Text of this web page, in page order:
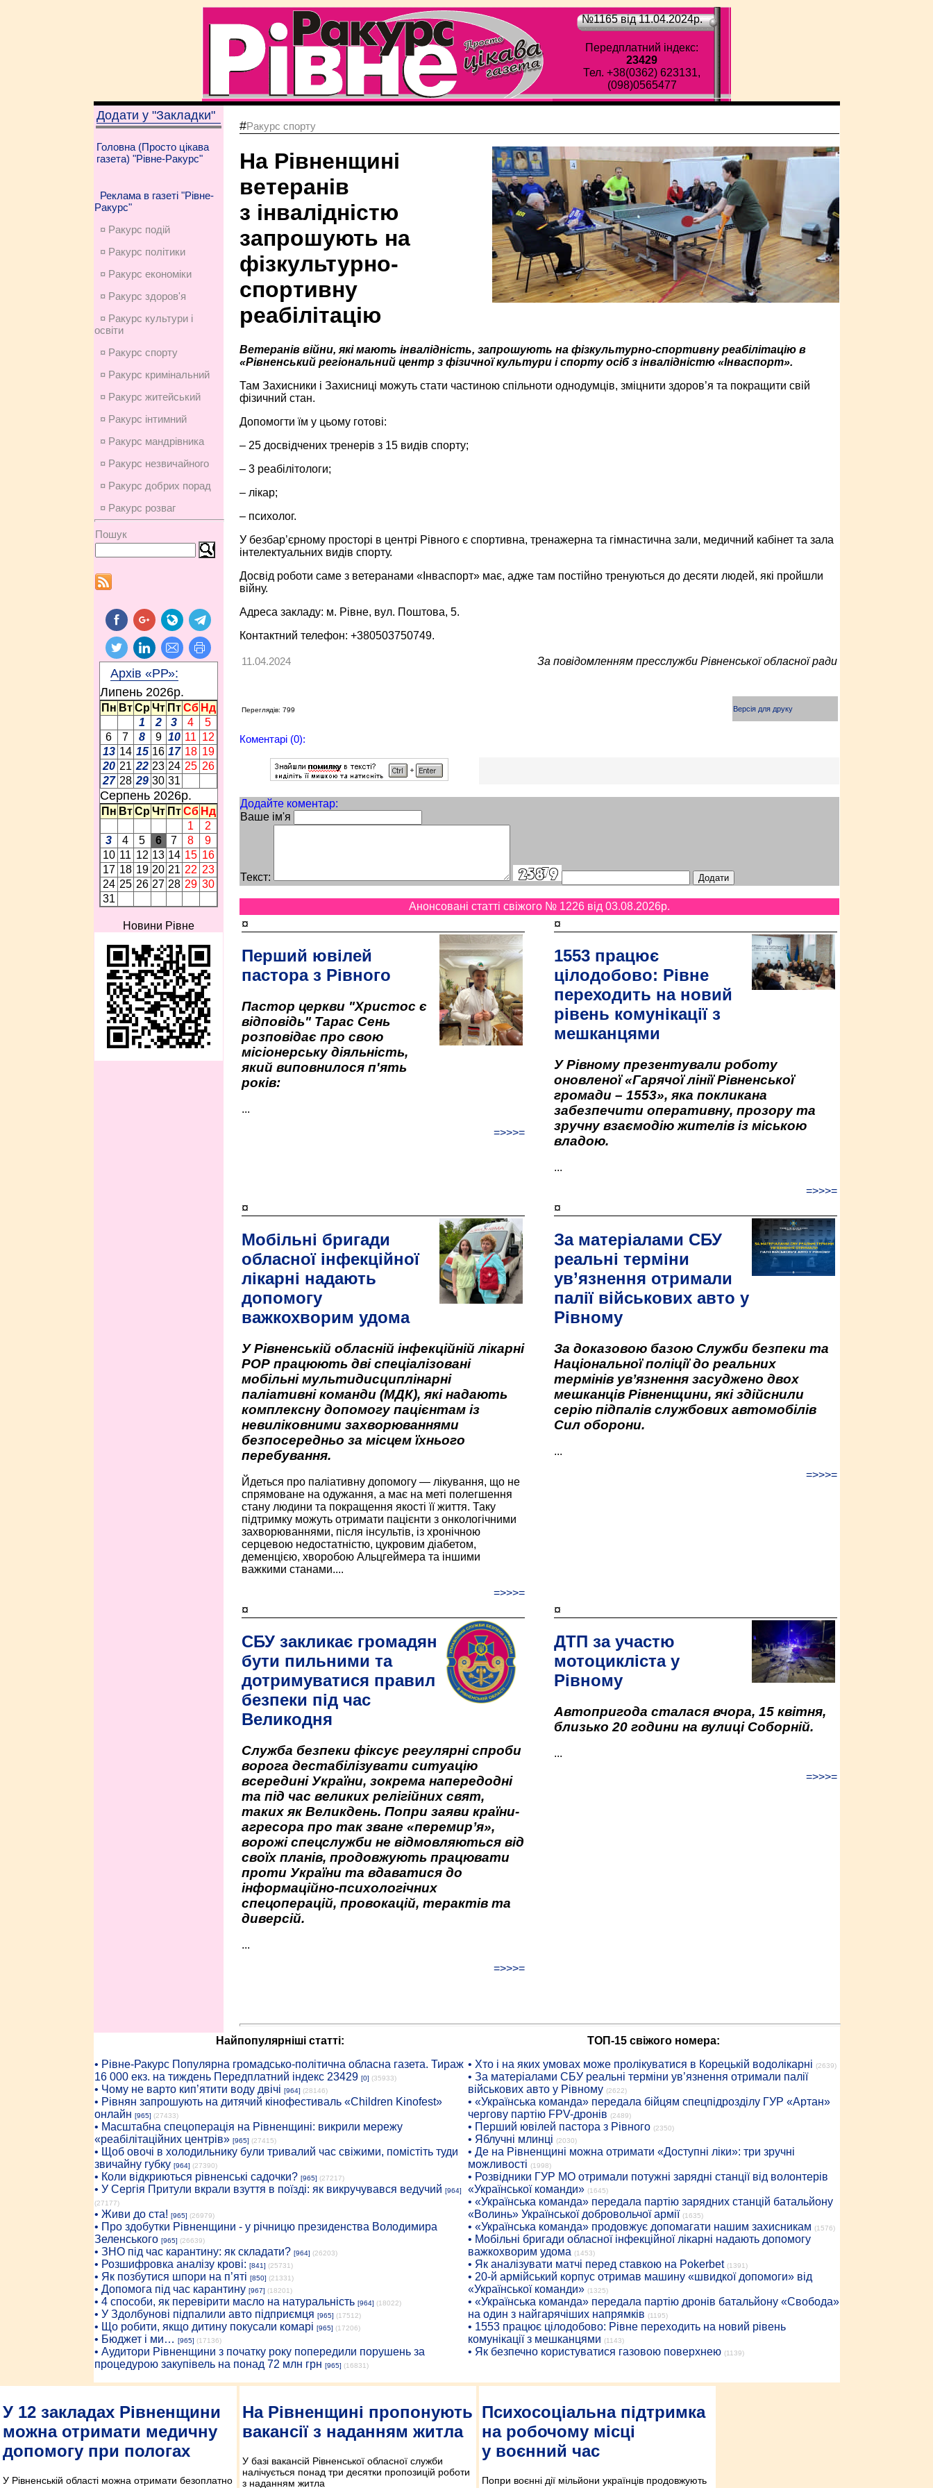
№1165 від 11.04.2024p.
Передплатний індекс:
23429
Тел. +38(0362) 623131,
(098)0565477
Додати у "Закладки"
Головна (Просто цікава
газета) "Рівне-Ракурс"
Реклама в газеті "Рівне-
Ракурс"
¤ Ракурс подій
¤ Ракурс політики
¤ Ракурс економiки
¤ Ракурс здоров'я
¤ Ракурс культури і
освіти
¤ Ракурс спорту
¤ Ракурс кримінальний
¤ Ракурс житейський
¤ Ракурс інтимний
¤ Ракурс мандрівника
¤ Ракурс незвичайного
¤ Ракурс добрих порад
¤ Ракурс розваг
Пошук
Архів «РР»:
Липень 2026p.
Пн Вт Ср Чт Пт Сб Нд
1
2 3 4
5
6
7 8 9 10 11 12
13 14 15 16 17 18 19
20 21 22 23 24 25 26
27 28 29 30 31
Серпень 2026p.
Пн Вт Ср Чт Пт Сб Нд
1
2
3
4 5 6 7 8
9
10 11 12 13 14 15 16
17 18 19 20 21 22 23
24 25 26 27 28 29 30
31
Новини Рівне
#Ракурс спорту
На Рівненщині
ветеранів
з інвалідністю
запрошують на
фізкультурно-
спортивну
реабілітацію
Ветеранів війни, які мають інвалідність, запрошують на фізкультурно-спортивну реабілітацію в
«Рівненський регіональний центр з фізичної культури і спорту осіб з інвалідністю «Інваспорт».
Там Захисники і Захисниці можуть стати частиною спільноти однодумців, зміцнити здоров’я та покращити свій
фізичний стан.
Допомогти їм у цьому готові:
– 25 досвідчених тренерів з 15 видів спорту;
– 3 реабілітологи;
– лікар;
– психолог.
У безбар’єрному просторі в центрі Рівного є спортивна, тренажерна та гімнастична зали, медичний кабінет та зала
інтелектуальних видів спорту.
Досвід роботи саме з ветеранами «Інваспорт» має, адже там постійно тренуються до десяти людей, які пройшли
війну.
Адреса закладу: м. Рівне, вул. Поштова, 5.
Контактний телефон: +380503750749.
11.04.2024 За повідомленням пресслужби Рівненської обласної ради
Переглядів: 799 Версія для друку
Коментарі (0):
Додайте коментар:
Ваше ім'я
Текст:
Анонсовані статті свіжого № 1226 від 03.08.2026p.
¤
Перший ювілей
пастора з Рівного
Пастор церкви "Христос є
відповідь" Тарас Сень
розповідає про свою
місіонерську діяльність,
який виповнилося п'ять
років:
...
=>>>=
¤
1553 працює
цілодобово: Рівне
переходить на новий
рівень комунікації з
мешканцями
У Рівному презентували роботу
оновленої «Гарячої лінії Рівненської
громади – 1553», яка покликана
забезпечити оперативну, прозору та
зручну взаємодію жителів із міською
владою.
...
=>>>=
¤
Мобільні бригади
обласної інфекційної
лікарні надають
допомогу
важкохворим удома
У Рівненській обласній інфекційній лікарні
РОР працюють дві спеціалізовані
мобільні мультидисциплінарні
паліативні команди (МДК), які надають
комплексну допомогу пацієнтам із
невиліковними захворюваннями
безпосередньо за місцем їхнього
перебування.
Йдеться про паліативну допомогу — лікування, що не
спрямоване на одужання, а має на меті полегшення
стану людини та покращення якості її життя. Таку
підтримку можуть отримати пацієнти з онкологічними
захворюваннями, після інсультів, із хронічною
серцевою недостатністю, цукровим діабетом,
деменцією, хворобою Альцгеймера та іншими
важкими станами....
=>>>=
¤
За матеріалами СБУ
реальні терміни
ув’язнення отримали
палії військових авто у
Рівному
За доказовою базою Служби безпеки та
Національної поліції до реальних
термінів ув’язнення засуджено двох
мешканців Рівненщини, які здійснили
серію підпалів службових автомобілів
Сил оборони.
...
=>>>=
¤
СБУ закликає громадян
бути пильними та
дотримуватися правил
безпеки під час
Великодня
Служба безпеки фіксує регулярні спроби
ворога дестабілізувати ситуацію
всередині України, зокрема напередодні
та під час великих релігійних свят,
таких як Великдень. Попри заяви країни-
агресора про так зване «перемир’я»,
ворожі спецслужби не відмовляються від
своїх планів, продовжують працювати
проти України та вдаватися до
інформаційно-психологічних
спецоперацій, провокацій, терактів та
диверсій.
...
=>>>=
¤
ДТП за участю
мотоцикліста у
Рівному
Автопригода сталася вчора, 15 квітня,
близько 20 години на вулиці Соборній.
...
=>>>=
Найпопулярніші статті:
• Рiвне-Ракурс Популярна громадсько-політична обласна газета. Тираж
16 000 екз. на тиждень Передплатний індекс 23429 [0] (35933)
• Чому не варто кип’ятити воду двічі [964] (28146)
• Рівнян запрошують на дитячий кінофестиваль «Children Kinofest»
онлайн [965] (27433)
• Масштабна спецоперація на Рівненщині: викрили мережу
«реабілітаційних центрів» [965] (27415)
• Щоб овочі в холодильнику були тривалий час свіжими, помістіть туди
звичайну губку [964] (27390)
• Коли відкриються рівненські садочки? [965] (27217)
• У Сергія Притули вкрали взуття в поїзді: як викручувався ведучий [964]
(27177)
• Живи до ста! [965] (26979)
• Про здобутки Рівненщини - у річницю президенства Володимира
Зеленського [965] (26639)
• ЗНО під час карантину: як складати? [964] (26203)
• Розшифровка аналізу крові: [841] (25731)
• Як позбутися шпори на п’яті [850] (21331)
• Допомога під час карантину [967] (18201)
• 4 способи, як перевірити масло на натуральність [964] (18022)
• У Здолбунові підпалили авто підприємця [965] (17512)
• Що робити, якщо дитину покусали комарі [965] (17206)
• Бюджет і ми… [965] (17136)
• Аудитори Рівненщини з початку року попередили порушень за
процедурою закупівель на понад 72 млн грн [965] (16831)
ТОП-15 свіжого номера:
• Хто і на яких умовах може пролікуватися в Корецькій водолікарні (2639)
• За матеріалами СБУ реальні терміни ув’язнення отримали палії
військових авто у Рівному (2622)
• «Українська команда» передала бійцям спецпідрозділу ГУР «Артан»
чергову партію FPV-дронів (2489)
• Перший ювілей пастора з Рівного (2350)
• Яблучні млинці (2030)
• Де на Рівненщині можна отримати «Доступні ліки»: три зручні
можливості (1998)
• Розвідники ГУР МО отримали потужні зарядні станції від волонтерів
«Української команди» (1645)
• «Українська команда» передала партію зарядних станцій батальйону
«Волинь» Української добровольчої армії (1635)
• «Українська команда» продовжує допомагати нашим захисникам (1576)
• Мобільні бригади обласної інфекційної лікарні надають допомогу
важкохворим удома (1453)
• Як аналізувати матчі перед ставкою на Pokerbet (1391)
• 20-й армійський корпус отримав машину «швидкої допомоги» від
«Української команди» (1325)
• «Українська команда» передала партію дронів батальйону «Свобода»
на один з найгарячіших напрямків (1195)
• 1553 працює цілодобово: Рівне переходить на новий рівень
комунікації з мешканцями (1143)
• Як безпечно користуватися газовою поверхнею (1139)
У 12 закладах Рівненщини
можна отримати медичну
допомогу при пологах
У Рівненській області можна отримати безоплатно
На Рівненщині пропонують
вакансії з наданням житла
У базі вакансій Рівненської обласної служби
налічується понад три десятки пропозицій роботи
з наданням житла
Психосоціальна підтримка
на робочому місці
у воєнний час
Попри воєнні дії мільйони українців продовжують